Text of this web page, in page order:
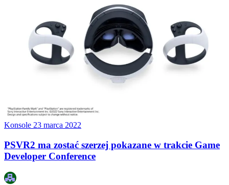
Konsole 23 marca 2022
PSVR2 ma zostać szerzej pokazane w trakcie Game
Developer Conference